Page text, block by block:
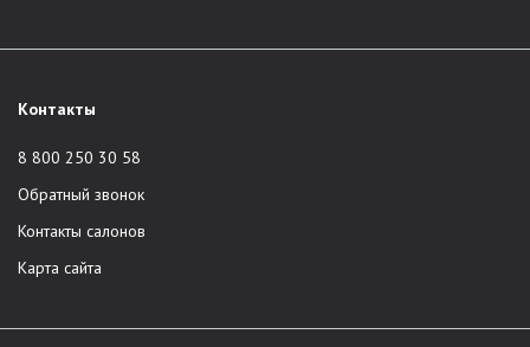
Контакты
8 800 250 30 58
Обратный звонок
Контакты салонов
Карта сайта